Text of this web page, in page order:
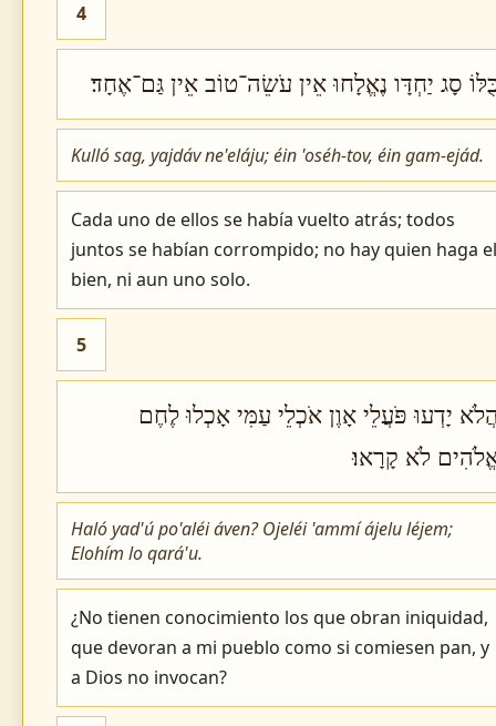
4
סָג יַחְדָּו נֶאֱלָחוּ אֵין עֹשֵׂה־טוֹב אֵין גַּם־אֶחָד׃
Kulló sag, yajdáv ne'eláju; éin 'oséh-tov, éin gam-ejád.
Cada uno de ellos se había vuelto atrás; todos
juntos se habían corrompido; no hay quien haga el
bien, ni aun uno solo.
5
יָדְעוּ פֹּעֲלֵי אָוֶן אֹכְלֵי עַמִּי אָכְלוּ לֶחֶם
לֹא קָרָאוּ׃
Haló yad'ú po'aléi áven? Ojeléi 'ammí ájelu léjem;
Elohím lo qará'u.
¿No tienen conocimiento los que obran iniquidad,
que devoran a mi pueblo como si comiesen pan, y
a Dios no invocan?